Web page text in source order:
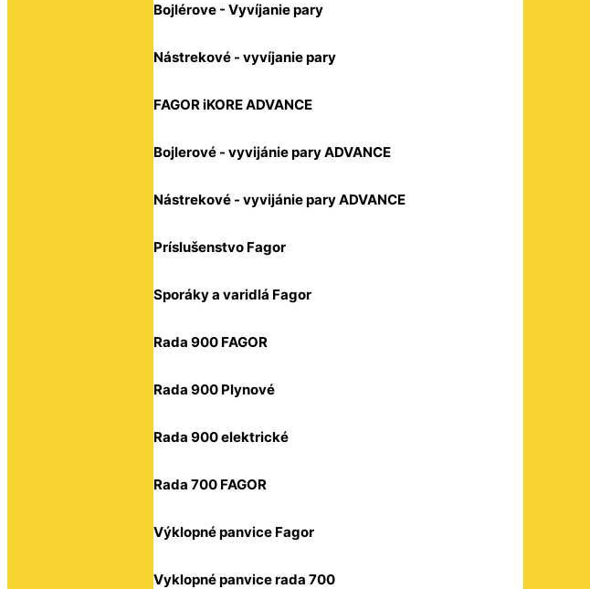
Bojlérove - Vyvíjanie pary
Nástrekové - vyvíjanie pary
FAGOR iKORE ADVANCE
Bojlerové - vyvijánie pary ADVANCE
Nástrekové - vyvijánie pary ADVANCE
Príslušenstvo Fagor
Sporáky a varidlá Fagor
Rada 900 FAGOR
Rada 900 Plynové
Rada 900 elektrické
Rada 700 FAGOR
Výklopné panvice Fagor
Vyklopné panvice rada 700